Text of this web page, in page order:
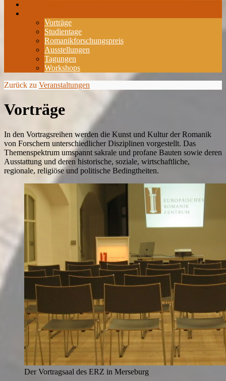
Vorträge
Studientage
Romanikforschungspreis
Ausstellungen
Tagungen
Workshops
Zurück zu Veranstaltungen
Vorträge
In den Vortragsreihen werden die Kunst und Kultur der Romanik
von Forschern unterschiedlicher Disziplinen vorgestellt. Das
Themenspektrum umspannt sakrale und profane Bauten sowie deren
Ausstattung und deren historische, soziale, wirtschaftliche,
regionale, religiöse und politische Bedingtheiten.
Der Vortragsaal des ERZ in Merseburg